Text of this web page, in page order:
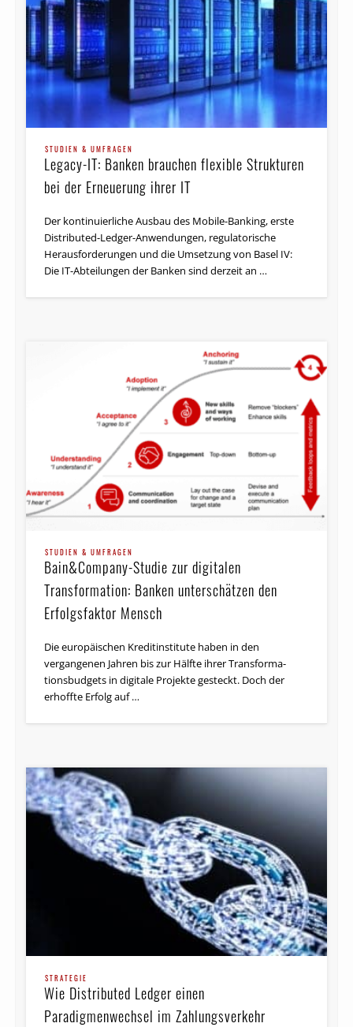
STUDIEN & UMFRAGEN
Legacy-IT: Banken brauchen flexible Strukturen
bei der Erneuerung ihrer IT
Der kontinuierliche Ausbau des Mobile-Banking, erste
Distributed-Ledger-Anwendungen, regulatorische
Herausforderungen und die Umsetzung von Basel IV:
Die IT-Abteilungen der Banken sind derzeit an …
STUDIEN & UMFRAGEN
Bain­&Company-Studie zur digitalen
Transformation: Banken unterschätzen den
Erfolgsfaktor Mensch
Die europäischen Kreditinstitute haben in den
vergangenen Jahren bis zur Hälfte ihrer Trans­for­ma­
tions­budgets in digitale Projekte gesteckt. Doch der
erhoffte Erfolg auf …
STRATEGIE
Wie Distributed Ledger einen
Paradigmenwechsel im Zahlungsverkehr